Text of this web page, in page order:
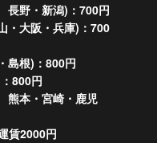
野・新潟)：700円
・大阪・兵庫)：700
島根)：800円
800円
熊本・宮崎・鹿児
賃2000円